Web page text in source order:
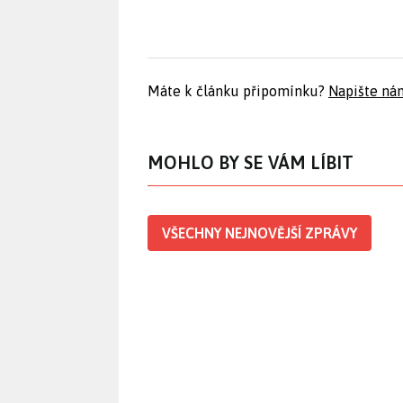
Máte k článku připomínku? Napište
MOHLO BY SE VÁM LÍBIT
VŠECHNY NEJNOVĚJŠÍ ZPRÁVY